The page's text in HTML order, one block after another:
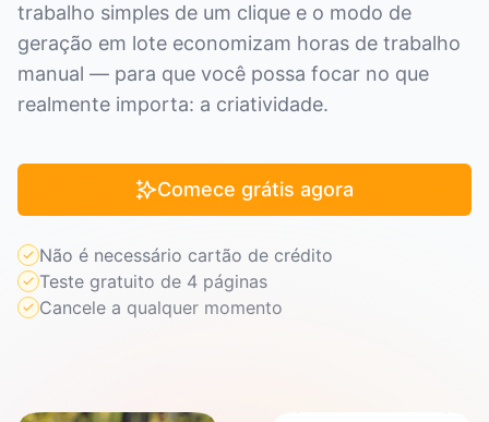
trabalho simples de um clique e o modo de
geração em lote economizam horas de trabalho
manual — para que você possa focar no que
realmente importa: a criatividade.
Comece grátis agora
Não é necessário cartão de crédito
Teste gratuito de 4 páginas
Cancele a qualquer momento